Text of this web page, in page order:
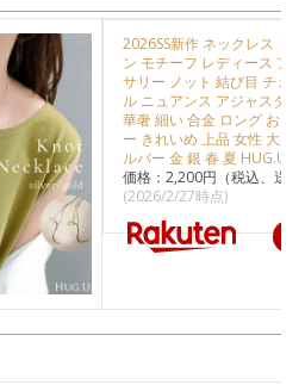
2026SS新作 ネックレス リ
ン モチーフ レディース ア
サリー ノット 結び目 チェ
ル ニュアンス アジャスタ
華奢 細い 合金 ロング おし
ー きれいめ 上品 女性 大人
ルバー 金 銀 春 夏 HUG.U
価格：2,200円（税込、送料
(2026/2/27時点)